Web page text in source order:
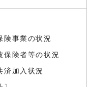
業の状況
者等の状況
加入状況